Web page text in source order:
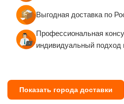
Выгодная доставка по
Профессиональная
индивидуальный подход
Показать города доставки